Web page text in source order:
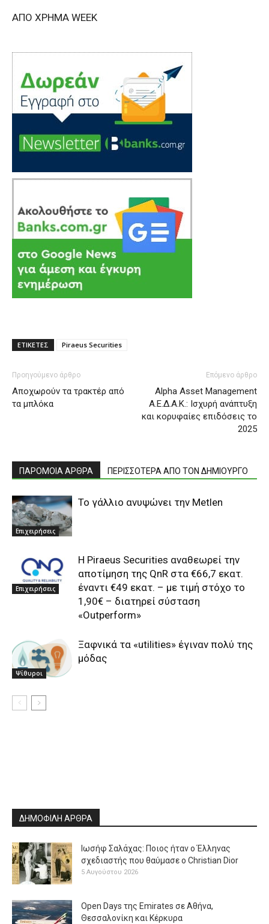
AΠΟ ΧΡΗΜΑ WEEK
ΕΤΙΚΕΤΕΣ Piraeus Securities
Προηγούμενο άρθρο
Αποχωρούν τα τρακτέρ από
τα μπλόκα
Επόμενο άρθρο
Alpha Asset Management
Α.Ε.Δ.Α.Κ.: Ισχυρή ανάπτυξη
και κορυφαίες επιδόσεις το
2025
ΠΑΡΟΜΟΙΑ ΑΡΘΡΑ ΠΕΡΙΣΣΟΤΕΡΑ ΑΠΟ ΤΟΝ ΔΗΜΙΟΥΡΓΟ
Επιχειρήσεις
To γάλλιο ανυψώνει την Metlen
Επιχειρήσεις
Η Piraeus Securities αναθεωρεί την
αποτίμηση της QnR στα €66,7 εκατ.
έναντι €49 εκατ. – με τιμή στόχο το
1,90€ – διατηρεί σύσταση
«Outperform»
Ψίθυροι
Ξαφνικά τα «utilities» έγιναν πολύ της
μόδας
ΔΗΜΟΦΙΛΗ ΑΡΘΡΑ
Ιωσήφ Σαλάχας: Ποιος ήταν ο Έλληνας
σχεδιαστής που θαύμασε ο Christian Dior
5 Αυγούστου 2026
Open Days της Emirates σε Αθήνα,
Θεσσαλονίκη και Κέρκυρα